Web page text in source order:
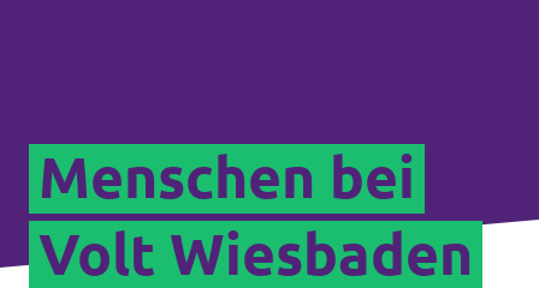
Menschen bei
Volt Wiesbaden